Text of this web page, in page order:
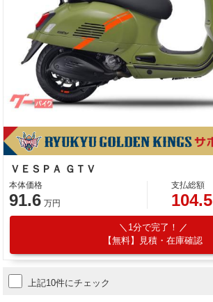
ＶＥＳＰＡ ＧＴＶ
本体価格
91.6 万円
支払総額
104.5
1分で完了！
【無料】見積・在庫確認
上記10件にチェック